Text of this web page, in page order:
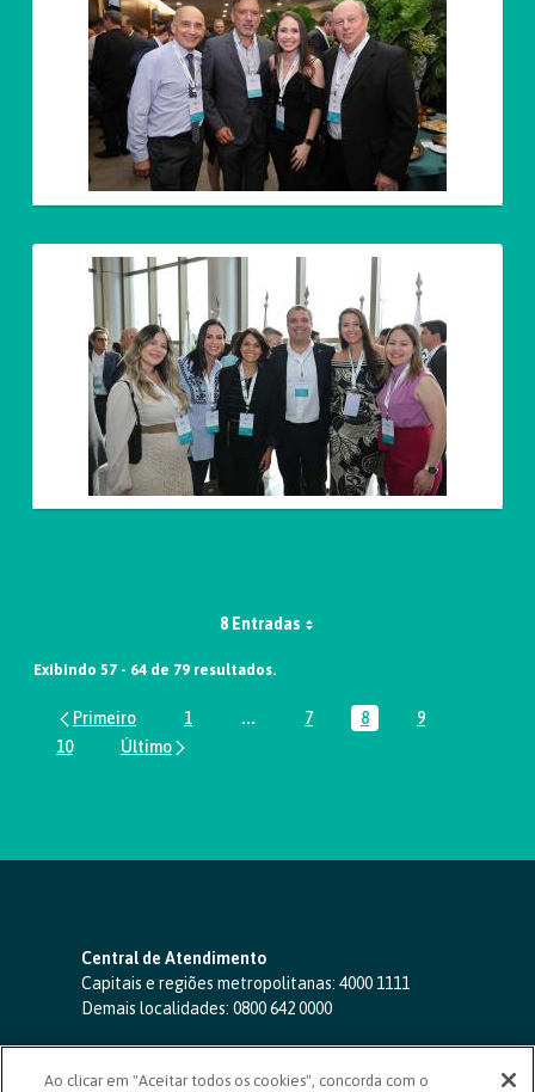
8 Entradas
Exibindo 57 - 64 de 79 resultados.
Página
1 ...Páginas intermediárias Usar ABA
Página
7 Página
8 Página
9
Página
10
Central de Atendimento
Capitais e regiões metropolitanas: 4000 1111
Demais localidades: 0800 642 0000
SAC 24 horas-0800 724 4420
Ao clicar em "Aceitar todos os cookies", concorda com o